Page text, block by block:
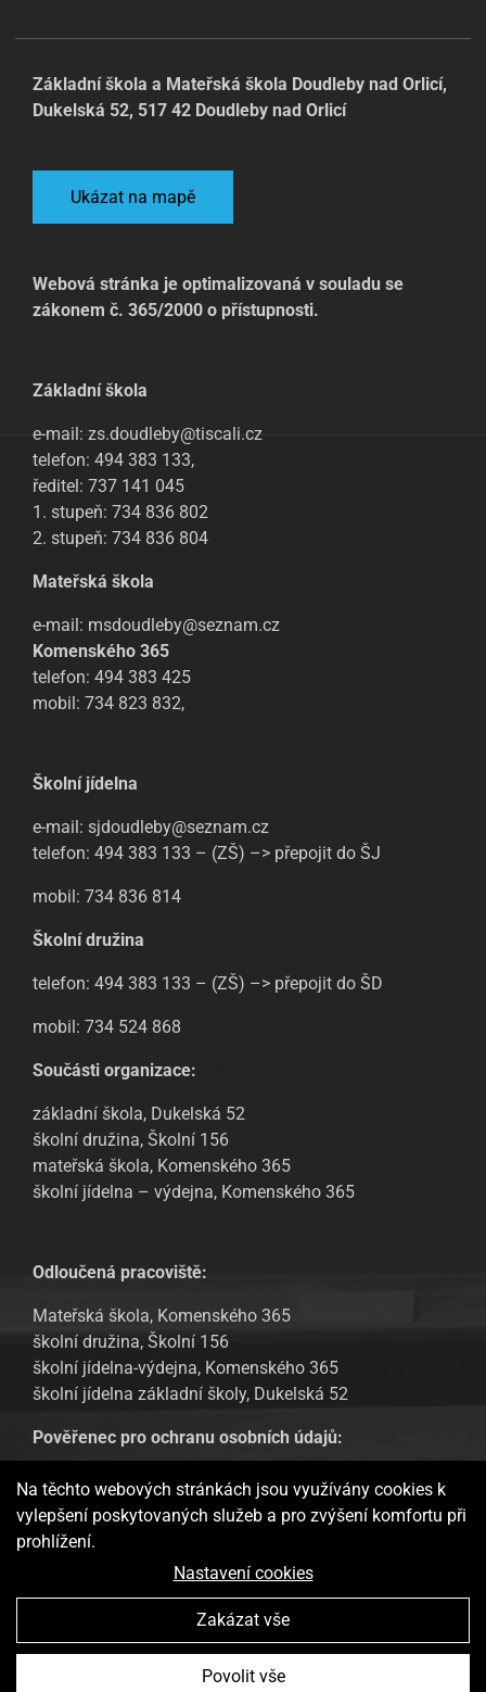
Základní škola a Mateřská škola Doudleby nad Orlicí,
Dukelská 52, 517 42 Doudleby nad Orlicí
Ukázat na mapě
Webová stránka je optimalizovaná v souladu se
zákonem č. 365/2000 o přístupnosti.
Základní škola
e-mail: zs.doudleby@tiscali.cz
telefon: 494 383 133,
ředitel: 737 141 045
1. stupeň: 734 836 802
2. stupeň: 734 836 804
Mateřská škola
e-mail: msdoudleby@seznam.cz
Komenského 365
telefon: 494 383 425
mobil: 734 823 832,
Školní jídelna
e-mail: sjdoudleby@seznam.cz
telefon: 494 383 133 – (ZŠ) –> přepojit do ŠJ
mobil: 734 836 814
Školní družina
telefon: 494 383 133 – (ZŠ) –> přepojit do ŠD
mobil: 734 524 868
Součásti organizace:
základní škola, Dukelská 52
školní družina, Školní 156
mateřská škola, Komenského 365
školní jídelna – výdejna, Komenského 365
Odloučená pracoviště:
Mateřská škola, Komenského 365
školní družina, Školní 156
školní jídelna-výdejna, Komenského 365
školní jídelna základní školy, Dukelská 52
Pověřenec pro ochranu osobních údajů:
Tomáš Urban, email: tomas.urban@sofbit.cz
GDPR – Informování veřejnosti
Základní škola a Mateřská škola Doudleby nad Orlicí Vytvořila
Na těchto webových stránkách jsou využívány cookies k
vylepšení poskytovaných služeb a pro zvýšení komfortu při
prohlížení.
Nastavení cookies
Zakázat vše
Povolit vše
Webové stránky ukládají v souladu se zákony na vaše zařízení
webových stránek a pro analytické účely a v případě vašeho
stránek s tím vyjadřujete souhlas.Více informací
Rozumím